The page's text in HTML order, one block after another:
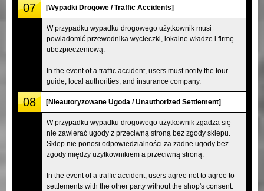
07 [Wypadki Drogowe / Traffic Accidents]
W przypadku wypadku drogowego użytkownik musi
powiadomić przewodnika wycieczki, lokalne władze i firmę
ubezpieczeniową.
In the event of a traffic accident, users must notify the tour
guide, local authorities, and insurance company.
08 [Nieautoryzowane Ugoda / Unauthorized Settlement]
W przypadku wypadku drogowego użytkownik zgadza się
nie zawierać ugody z przeciwną stroną bez zgody sklepu.
Sklep nie ponosi odpowiedzialności za żadne ugody bez
zgody między użytkownikiem a przeciwną stroną.
In the event of a traffic accident, users agree not to agree to
settlements with the other party without the shop's consent.